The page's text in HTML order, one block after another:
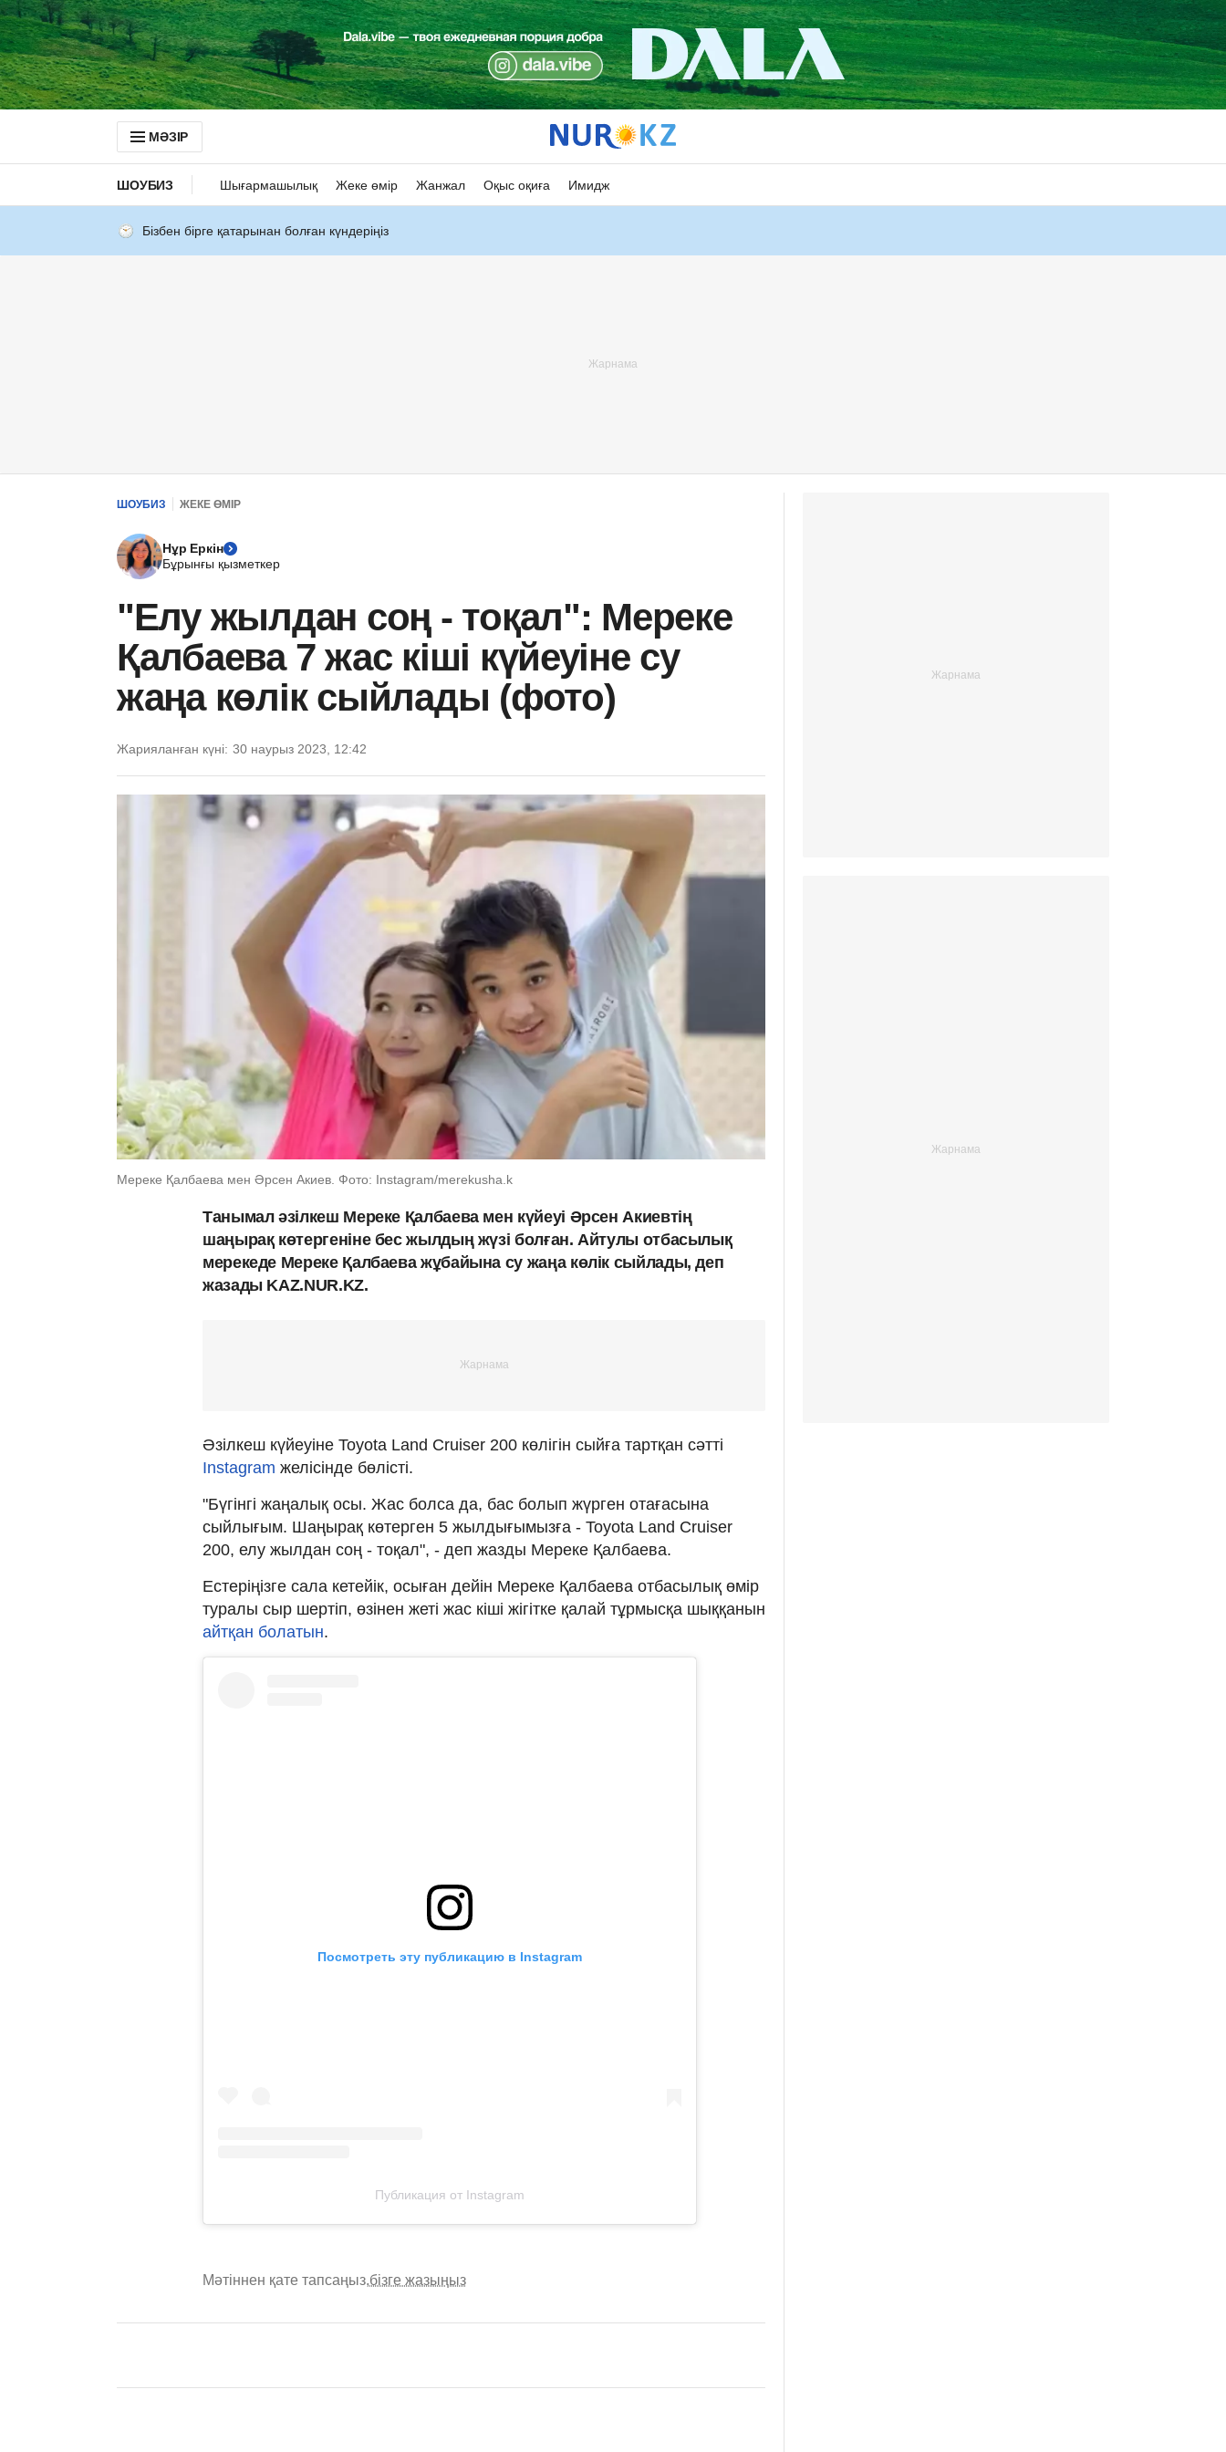
МӘЗІР
ШОУБИЗ Шығармашылық Жеке өмір Жанжал Оқыс оқиға Имидж
Бізбен бірге қатарынан болған күндеріңіз
ШОУБИЗ ЖЕКЕ ӨМІР
Нұр Еркін
Бұрынғы қызметкер
"Елу жылдан соң - тоқал": Мереке
Қалбаева 7 жас кіші күйеуіне су
жаңа көлік сыйлады (фото)
Жарияланған күні: 30 наурыз 2023, 12:42
Мереке Қалбаева мен Әрсен Акиев. Фото: Instagram/merekusha.k
Танымал әзілкеш Мереке Қалбаева мен күйеуі Әрсен Акиевтің
шаңырақ көтергеніне бес жылдың жүзі болған. Айтулы отбасылық
мерекеде Мереке Қалбаева жұбайына су жаңа көлік сыйлады, деп
жазады KAZ.NUR.KZ.
Әзілкеш күйеуіне Toyota Land Cruiser 200 көлігін сыйға тартқан сәтті
Instagram желісінде бөлісті.
"Бүгінгі жаңалық осы. Жас болса да, бас болып жүрген отағасына
сыйлығым. Шаңырақ көтерген 5 жылдығымызға - Toyota Land Cruiser
200, елу жылдан соң - тоқал", - деп жазды Мереке Қалбаева.
Естеріңізге сала кетейік, осыған дейін Мереке Қалбаева отбасылық өмір
туралы сыр шертіп, өзінен жеті жас кіші жігітке қалай тұрмысқа шыққанын
айтқан болатын.
Посмотреть эту публикацию в Instagram
Публикация от Instagram
Мәтіннен қате тапсаңыз,бізге жазыңыз